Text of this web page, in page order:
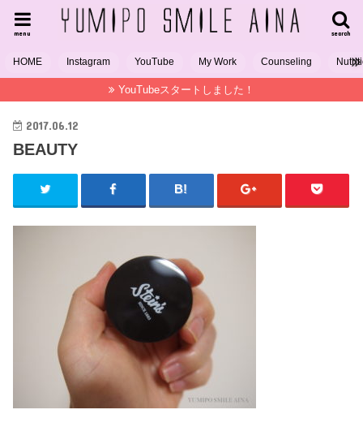
search
menu
HOME Instagram YouTube My Work Counseling
YouTubeスタートしました！
2017.06.12
BEAUTY